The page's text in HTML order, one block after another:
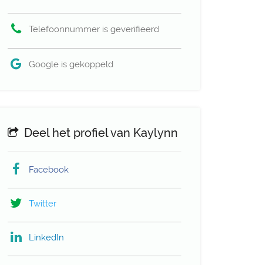
Telefoonnummer is geverifieerd
Google is gekoppeld
Deel het profiel van Kaylynn
Facebook
Twitter
LinkedIn